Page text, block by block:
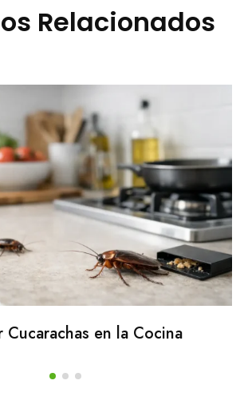
Relacionados
Cucarachas en la Cocina